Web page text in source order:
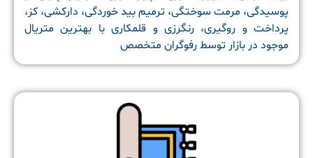
پوسیدگی، مرمت سوختگی، ترمیم بید خوردگی، دارکشی، کز،
پرداخت و روگیری، رنگرزی و قلمکاری با بهترین متریال
موجود در بازار توسط رفوگران متخصص